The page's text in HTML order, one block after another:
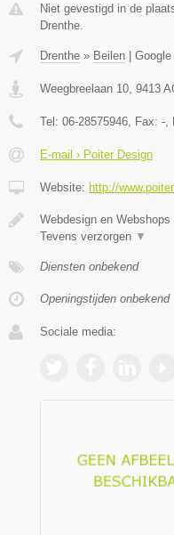
Niet gevestigd in de
Drenthe.
Drenthe » Beilen
Weegbreelaan 10 9413
Tel: 06-28575946 , Fax: -
E-mail › Poiter Design
Website: http://
Webdesign en
Tevens verzorgen ▼
Diensten onbekend
Openingstijden onbekend
Sociale media: